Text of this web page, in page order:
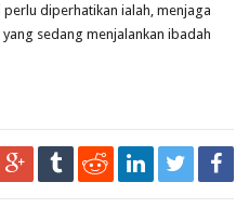
diperhatikan ialah, menjaga
sedang menjalankan ibadah